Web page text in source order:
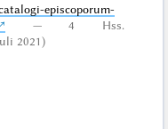
episcoporum-
4 Hss.
2021)